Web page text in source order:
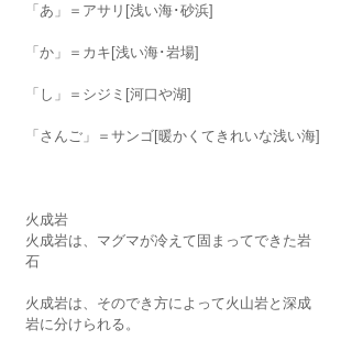
「あ」＝アサリ[浅い海･砂浜]
「か」＝カキ[浅い海･岩場]
「し」＝シジミ[河口や湖]
「さんご」＝サンゴ[暖かくてきれいな浅い海]
火成岩
火成岩は、マグマが冷えて固まってできた岩
石
火成岩は、そのでき方によって火山岩と深成
岩に分けられる。